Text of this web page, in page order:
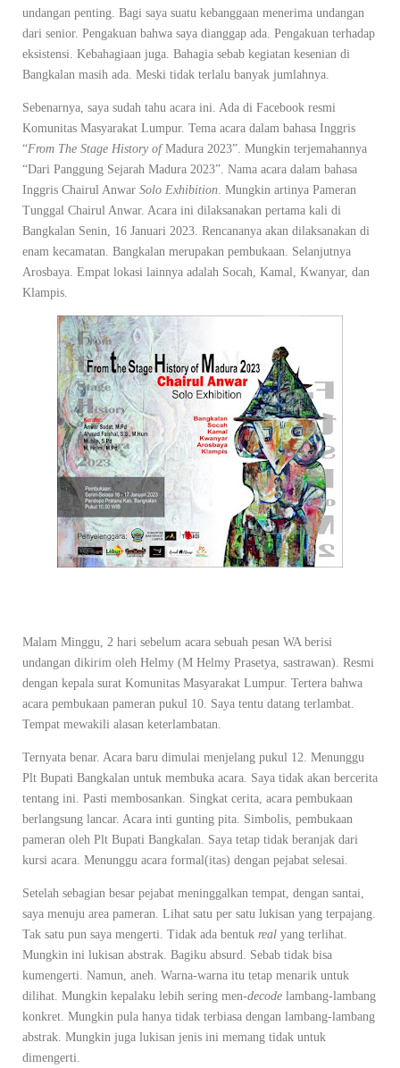
undangan penting. Bagi saya suatu kebanggaan menerima undangan
dari senior. Pengakuan bahwa saya dianggap ada. Pengakuan terhadap
eksistensi. Kebahagiaan juga. Bahagia sebab kegiatan kesenian di
Bangkalan masih ada. Meski tidak terlalu banyak jumlahnya.
Sebenarnya, saya sudah tahu acara ini. Ada di Facebook resmi
Komunitas Masyarakat Lumpur. Tema acara dalam bahasa Inggris
“From The Stage History ofMadura 2023”. Mungkin terjemahannya
“Dari Panggung Sejarah Madura 2023”. Nama acara dalam bahasa
Inggris Chairul Anwar Solo Exhibition. Mungkin artinya Pameran
Tunggal Chairul Anwar. Acara ini dilaksanakan pertama kali di
Bangkalan Senin, 16 Januari 2023. Rencananya akan dilaksanakan di
enam kecamatan. Bangkalan merupakan pembukaan. Selanjutnya
Arosbaya. Empat lokasi lainnya adalah Socah, Kamal, Kwanyar, dan
Klampis.
Malam Minggu, 2 hari sebelum acara sebuah pesan WA berisi
undangan dikirim oleh Helmy (M Helmy Prasetya, sastrawan). Resmi
dengan kepala surat Komunitas Masyarakat Lumpur. Tertera bahwa
acara pembukaan pameran pukul 10. Saya tentu datang terlambat.
Tempat mewakili alasan keterlambatan.
Ternyata benar. Acara baru dimulai menjelang pukul 12. Menunggu
Plt Bupati Bangkalan untuk membuka acara. Saya tidak akan bercerita
tentang ini. Pasti membosankan. Singkat cerita, acara pembukaan
berlangsung lancar. Acara inti gunting pita. Simbolis, pembukaan
pameran oleh Plt Bupati Bangkalan. Saya tetap tidak beranjak dari
kursi acara. Menunggu acara formal(itas) dengan pejabat selesai.
Setelah sebagian besar pejabat meninggalkan tempat, dengan santai,
saya menuju area pameran. Lihat satu per satu lukisan yang terpajang.
Tak satu pun saya mengerti. Tidak ada bentuk realyang terlihat.
Mungkin ini lukisan abstrak. Bagiku absurd. Sebab tidak bisa
kumengerti. Namun, aneh. Warna-warna itu tetap menarik untuk
dilihat. Mungkin kepalaku lebih sering men-decodelambang-lambang
konkret. Mungkin pula hanya tidak terbiasa dengan lambang-lambang
abstrak. Mungkin juga lukisan jenis ini memang tidak untuk
dimengerti.